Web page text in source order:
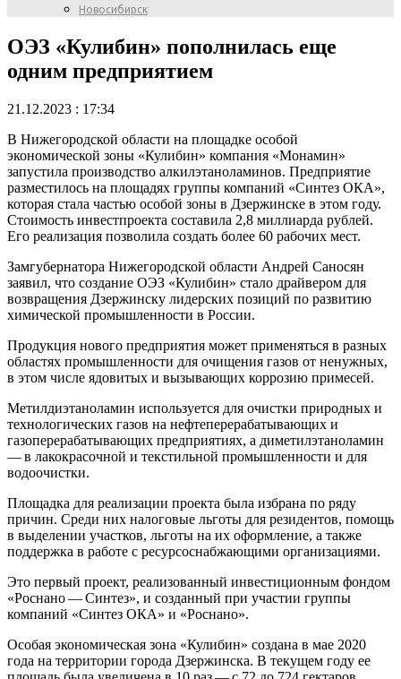
Новосибирск
ОЭЗ «Кулибин» пополнилась еще
одним предприятием
21.12.2023 : 17:34
В Нижегородской области на площадке особой
экономической зоны «Кулибин» компания «Монамин»
запустила производство алкилэтаноламинов. Предприятие
разместилось на площадях группы компаний «Синтез ОКА»,
которая стала частью особой зоны в Дзержинске в этом году.
Стоимость инвестпроекта составила 2,8 миллиарда рублей.
Его реализация позволила создать более 60 рабочих мест.
Замгубернатора Нижегородской области Андрей Саносян
заявил, что создание ОЭЗ «Кулибин» стало драйвером для
возвращения Дзержинску лидерских позиций по развитию
химической промышленности в России.
Продукция нового предприятия может применяться в разных
областях промышленности для очищения газов от ненужных,
в этом числе ядовитых и вызывающих коррозию примесей.
Метилдиэтаноламин используется для очистки природных и
технологических газов на нефтеперерабатывающих и
газоперерабатывающих предприятиях, а диметилэтаноламин
— в лакокрасочной и текстильной промышленности и для
водоочистки.
Площадка для реализации проекта была избрана по ряду
причин. Среди них налоговые льготы для резидентов, помощь
в выделении участков, льготы на их оформление, а также
поддержка в работе с ресурсоснабжающими организациями.
Это первый проект, реализованный инвестиционным фондом
«Роснано — Синтез», и созданный при участии группы
компаний «Синтез ОКА» и «Роснано».
Особая экономическая зона «Кулибин» создана в мае 2020
года на территории города Дзержинска. В текущем году ее